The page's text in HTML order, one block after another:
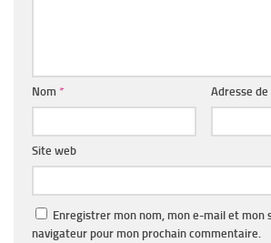
Nom * Adresse
Site web
Enregistrer mon nom, mon e-mail et mon
navigateur pour mon prochain commentaire.